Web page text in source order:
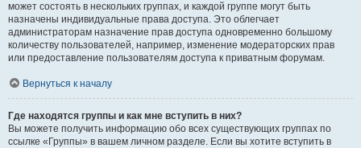
может состоять в нескольких группах, и каждой группе могут быть
назначены индивидуальные права доступа. Это облегчает
администраторам назначение прав доступа одновременно большому
количеству пользователей, например, изменение модераторских прав
или предоставление пользователям доступа к приватным форумам.
Вернуться к началу
Где находятся группы и как мне вступить в них?
Вы можете получить информацию обо всех существующих группах по
ссылке «Группы» в вашем личном разделе. Если вы хотите вступить в